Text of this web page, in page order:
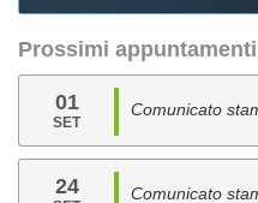
Prossimi appuntamenti
01
SET
Comunicato
24 Comunicato